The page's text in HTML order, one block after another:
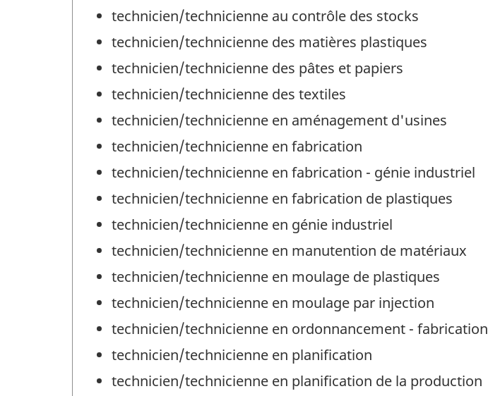
technicien/technicienne au contrôle des stocks
technicien/technicienne des matières plastiques
technicien/technicienne des pâtes et papiers
technicien/technicienne des textiles
technicien/technicienne en aménagement d'usines
technicien/technicienne en fabrication
technicien/technicienne en fabrication - génie industriel
technicien/technicienne en fabrication de plastiques
technicien/technicienne en génie industriel
technicien/technicienne en manutention de matériaux
technicien/technicienne en moulage de plastiques
technicien/technicienne en moulage par injection
technicien/technicienne en ordonnancement - fabrication
technicien/technicienne en planification
technicien/technicienne en planification de la production